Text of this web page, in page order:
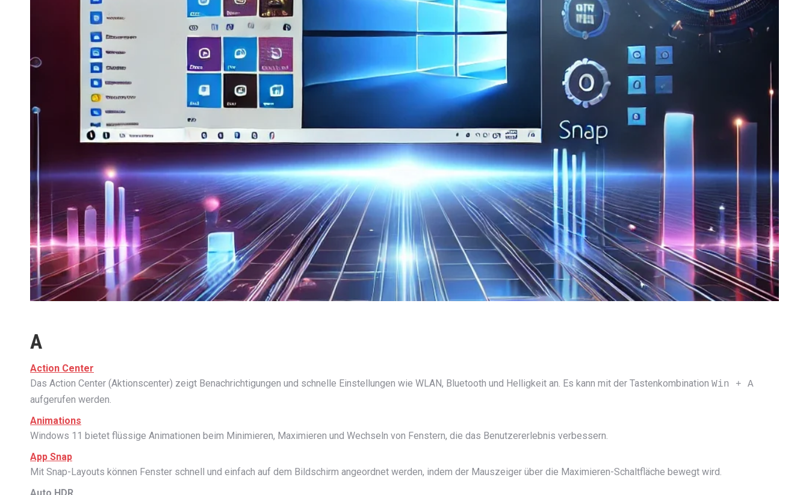
A
Action Center
Das Action Center (Aktionscenter) zeigt Benachrichtigungen und schnelle Einstellungen wie WLAN, Bluetooth und Helligkeit an. Es kann mit der Tastenkombination Win + A
aufgerufen werden.
Animations
Windows 11 bietet flüssige Animationen beim Minimieren, Maximieren und Wechseln von Fenstern, die das Benutzererlebnis verbessern.
App Snap
Mit Snap-Layouts können Fenster schnell und einfach auf dem Bildschirm angeordnet werden, indem der Mauszeiger über die Maximieren-Schaltfläche bewegt wird.